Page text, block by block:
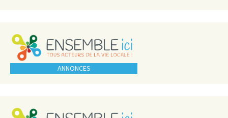
ANNONCES